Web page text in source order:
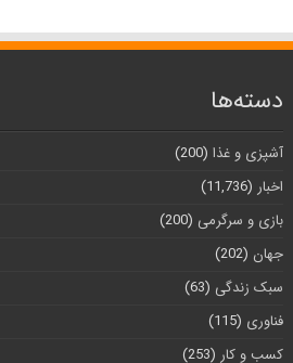
دسته‌ها
آشپزی و غذا (200)
اخبار (11,736)
بازی و سرگرمی (200)
جهان (202)
سبک زندگی (63)
فناوری (115)
کسب و کار (253)